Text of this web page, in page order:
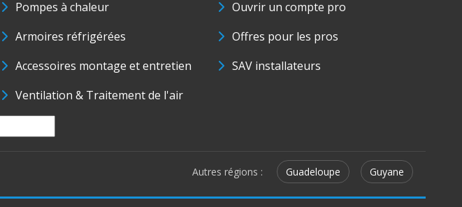
Pompes à chaleur
Armoires réfrigérées
Accessoires montage et entretien
Ventilation & Traitement de l'air
Ouvrir un compte pro
Offres pour les pros
SAV installateurs
Autres régions : Guadeloupe Guyane